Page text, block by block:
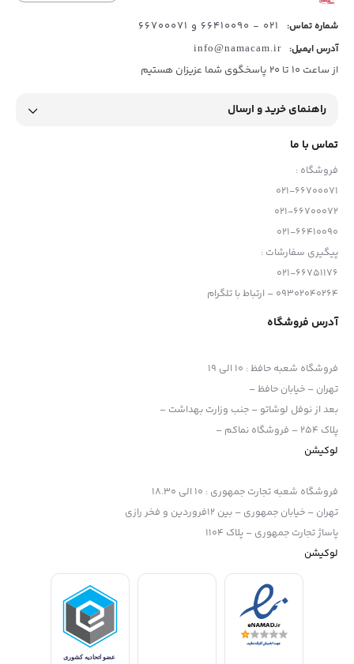
شماره تماس: 021 - 66410090 و 66700071
آدرس ایمیل: info@namacam.ir
از ساعت 10 تا 20 پاسخگوی شما عزیزان هستیم
راهنمای خرید و ارسال
تماس با ما
فروشگاه :
021-66700071
021-66700072
021-66410090
پیگیری سفارشات :
021-66751176
09302040264 – ارتباط با تلگرام
آدرس فروشگاه
فروشگاه شعبه حافظ: 10 الی 19
تهران – خیابان حافظ –
بعد از نوفل لوشاتو – جنب وزارت بهداشت –
پلاک 254 – فروشگاه نماکم –
لوکیشن
فروشگاه شعبه تجارت جمهوری : 10 الی 18.30
تهران – خیابان جمهوری – بین 12فروردین و فخر رازی
پاساژ تجارت جمهوری – پلاک 1104
لوکیشن